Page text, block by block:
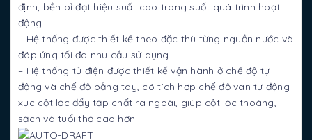
định, bền bỉ đạt hiệu suất cao trong suốt quá trình hoạt
động
– Hệ thống được thiết kế theo đặc thù từng nguồn nước và
đáp ứng tối đa nhu cầu sử dụng
– Hệ thống tủ điện được thiết kế vận hành ở chế độ tự
động và chế độ bằng tay, có tích hợp chế độ van tự động
xục cột lọc đẩy tạp chất ra ngoài, giúp cột lọc thoáng,
sạch và tuổi thọ cao hơn.